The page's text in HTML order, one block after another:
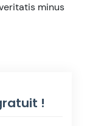
minus
!